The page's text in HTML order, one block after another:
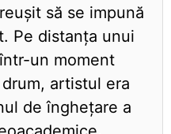
să se impună
Pe distanța unui
un moment
artistul era
de înghețare a